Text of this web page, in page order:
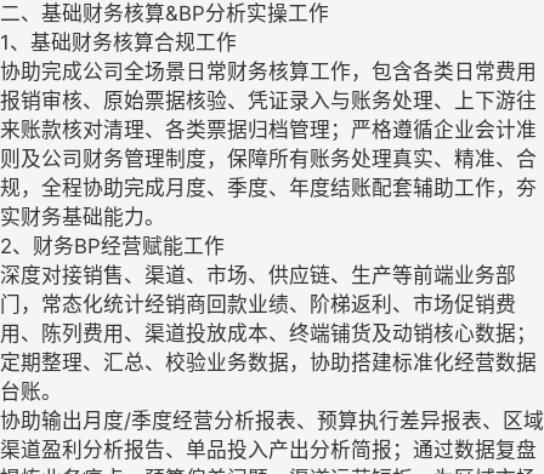
二、基础财务核算&BP分析实操工作
1、基础财务核算合规工作
协助完成公司全场景日常财务核算工作，包含各类日常费用
报销审核、原始票据核验、凭证录入与账务处理、上下游往
来账款核对清理、各类票据归档管理；严格遵循企业会计准
则及公司财务管理制度，保障所有账务处理真实、精准、合
规，全程协助完成月度、季度、年度结账配套辅助工作，夯
实财务基础能力。
2、财务BP经营赋能工作
深度对接销售、渠道、市场、供应链、生产等前端业务部
门，常态化统计经销商回款业绩、阶梯返利、市场促销费
用、陈列费用、渠道投放成本、终端铺货及动销核心数据；
定期整理、汇总、校验业务数据，协助搭建标准化经营数据
台账。
协助输出月度/季度经营分析报表、预算执行差异报表、区域
渠道盈利分析报告、单品投入产出分析简报；通过数据复盘